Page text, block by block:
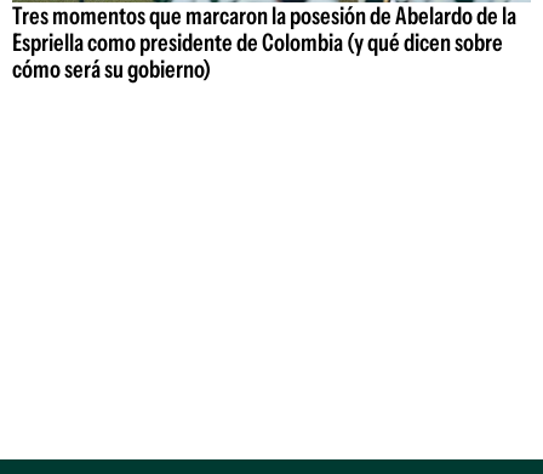
Tres momentos que marcaron la posesión de Abelardo de la
Espriella como presidente de Colombia (y qué dicen sobre
cómo será su gobierno)